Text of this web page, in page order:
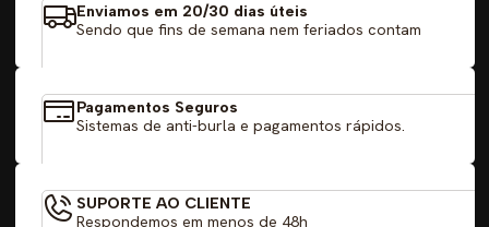
Enviamos em 20/30 dias úteis
Sendo que fins de semana nem feriados contam
Pagamentos Seguros
Sistemas de anti-burla e pagamentos rápidos.
SUPORTE AO CLIENTE
Respondemos em menos de 48h